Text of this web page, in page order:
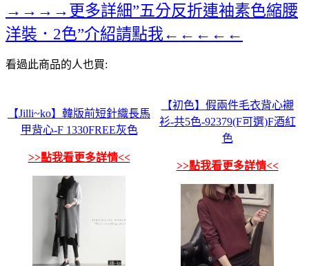
→→→→更多詳細”五分反折連袖素色縮腰
洋裝．2色”介紹請點我←←←←←
看過此商品的人也買:
【Jilli~ko】韓版前短針織長馬
甲背心-F 1330FREE灰色
>>點我看更多詳情<<
【初色】假兩件毛衣背心襯
衫-共5色-92379(F可選)F酒紅
色
>>點我看更多詳情<<